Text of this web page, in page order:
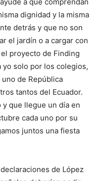
dignidad y la misma
detrás y que no son
el jardín o a cargar con
proyecto de Finding
yo solo por los colegios,
de República
tantos del Ecuador.
y que llegue un día en
cada uno por su
juntos una fiesta
de López